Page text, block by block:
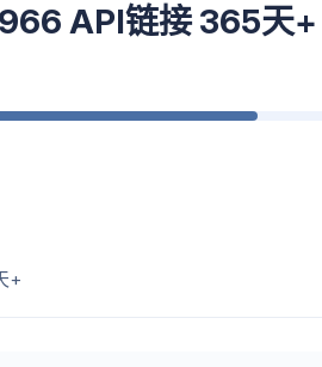
API链接 365天+
+